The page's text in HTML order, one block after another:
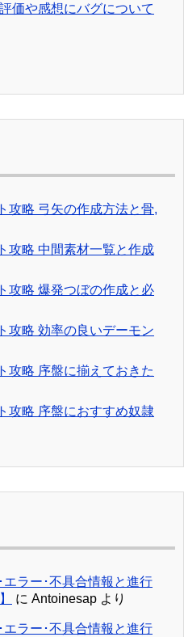
価や感想にバグについて
攻略 弓矢の作成方法と骨,
攻略 中間素材一覧と作成
攻略 爆発つぼの作成と必
攻略 効率の良いデーモン
攻略 序盤に揃えておきた
攻略 序盤におすすめ奴隷
ラー･不具合情報と進行
に Antoinesap より
ラー･不具合情報と進行